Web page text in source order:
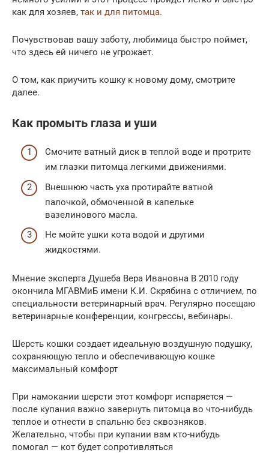
как для хозяев, так и для питомца.
Почувствовав вашу заботу, любимица быстро поймет,
что здесь ей ничего не угрожает.
О том, как приучить кошку к новому дому, смотрите
далее.
Как промыть глаза и уши
Смочите ватный диск в теплой воде и протрите
им глазки питомца легкими движениями.
Внешнюю часть уха протирайте ватной
палочкой, обмоченной в капельке
вазелинового масла.
Не мойте ушки кота водой и другими
жидкостями.
Мнение эксперта Душеба Вера Ивановна В 2010 году
окончила МГАВМиБ имени К.И. Скрябина с отличием, по
специальности ветеринарный врач. Регулярно посещаю
ветеринарные конференции, конгрессы, вебинары.
Шерсть кошки создает идеальную воздушную подушку,
сохраняющую тепло и обеспечивающую кошке
максимальный комфорт
При намокании шерсти этот комфорт испаряется —
после купания важно завернуть питомца во что-нибудь
теплое и отнести в спальню без сквозняков.
Желательно, чтобы при купании вам кто-нибудь
помогал — кот будет сопротивляться